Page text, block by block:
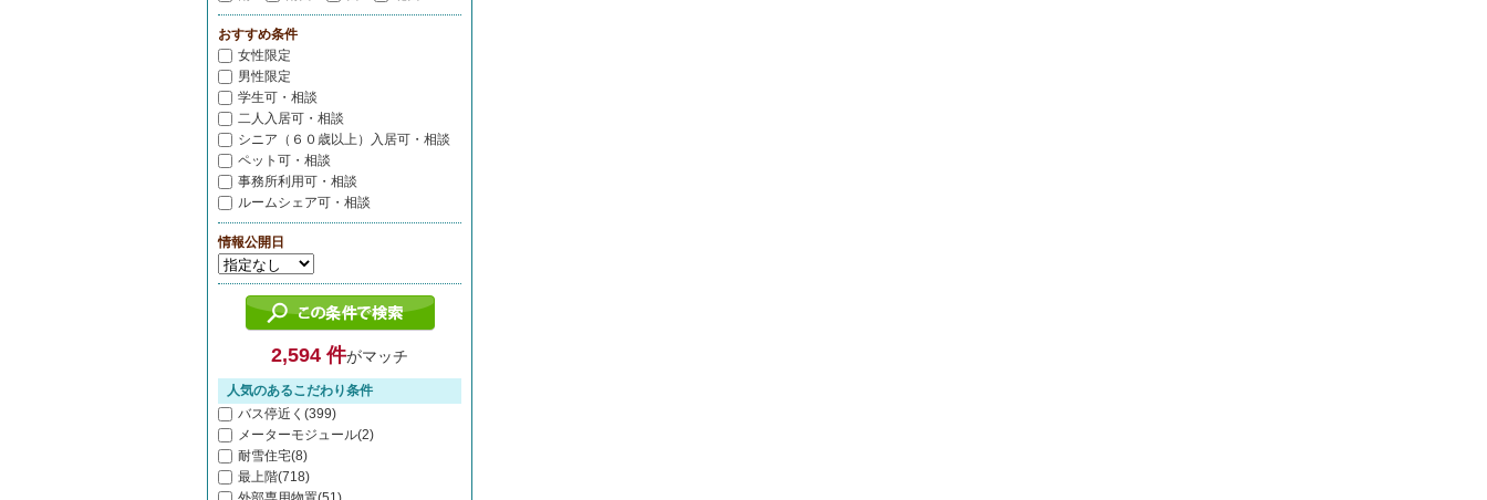
おすすめ条件
女性限定
男性限定
学生可・相談
二人入居可・相談
シニア（６０歳以上）入居可・相談
ペット可・相談
事務所利用可・相談
ルームシェア可・相談
情報公開日
2,594 件がマッチ
人気のあるこだわり条件
バス停近く(399)
メーターモジュール(2)
耐雪住宅(8)
最上階(718)